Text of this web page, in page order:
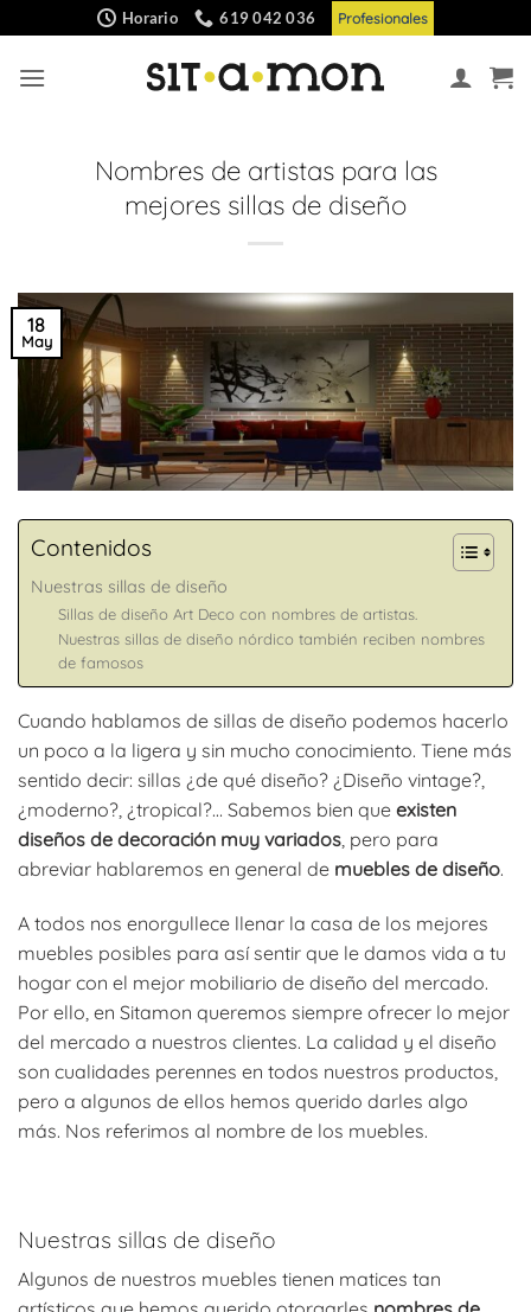
al
contenido
Horario 619 042 036 Profesionales
Nombres de artistas para las
mejores sillas de diseño
18
May
Contenidos
Nuestras sillas de diseño
Sillas de diseño Art Deco con nombres de artistas.
Nuestras sillas de diseño nórdico también reciben nombres
de famosos
Cuando hablamos de sillas de diseño podemos hacerlo
un poco a la ligera y sin mucho conocimiento. Tiene más
sentido decir: sillas ¿de qué diseño? ¿Diseño vintage?,
¿moderno?, ¿tropical?… Sabemos bien que existen
diseños de decoración muy variados, pero para
abreviar hablaremos en general de muebles de diseño.
A todos nos enorgullece llenar la casa de los mejores
muebles posibles para así sentir que le damos vida a tu
hogar con el mejor mobiliario de diseño del mercado.
Por ello, en Sitamon queremos siempre ofrecer lo mejor
del mercado a nuestros clientes. La calidad y el diseño
son cualidades perennes en todos nuestros productos,
pero a algunos de ellos hemos querido darles algo
más. Nos referimos al nombre de los muebles.
Nuestras sillas de diseño
Algunos de nuestros muebles tienen matices tan